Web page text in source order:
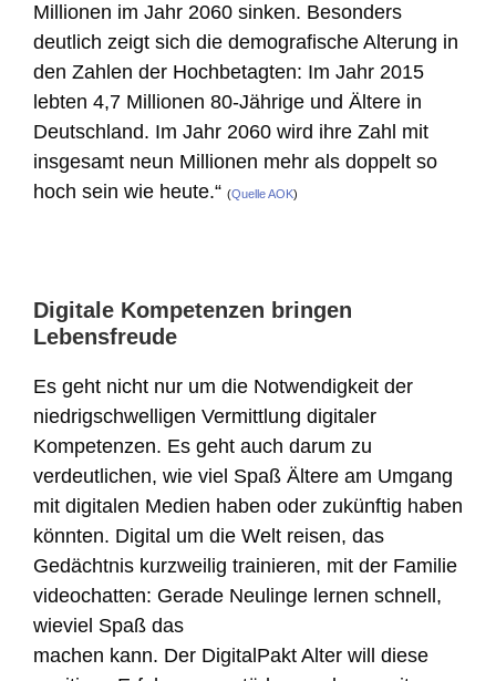
Millionen im Jahr 2060 sinken. Besonders
deutlich zeigt sich die demografische Alterung in
den Zahlen der Hochbetagten: Im Jahr 2015
lebten 4,7 Millionen 80-Jährige und Ältere in
Deutschland. Im Jahr 2060 wird ihre Zahl mit
insgesamt neun Millionen mehr als doppelt so
hoch sein wie heute.“ (Quelle AOK)
Digitale Kompetenzen bringen
Lebensfreude
Es geht nicht nur um die Notwendigkeit der
niedrigschwelligen Vermittlung digitaler
Kompetenzen. Es geht auch darum zu
verdeutlichen, wie viel Spaß Ältere am Umgang
mit digitalen Medien haben oder zukünftig haben
könnten. Digital um die Welt reisen, das
Gedächtnis kurzweilig trainieren, mit der Familie
videochatten: Gerade Neulinge lernen schnell,
wieviel Spaß das
machen kann. Der DigitalPakt Alter will diese